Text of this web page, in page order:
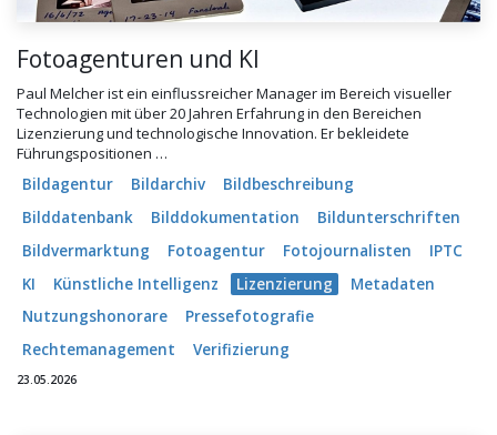
Fotoagenturen und KI
Paul Melcher ist ein einflussreicher Manager im Bereich visueller
Technologien mit über 20 Jahren Erfahrung in den Bereichen
Lizenzierung und technologische Innovation. Er bekleidete
Führungspositionen …
Bildagentur
Bildarchiv
Bildbeschreibung
Bilddatenbank
Bilddokumentation
Bildunterschriften
Bildvermarktung
Fotoagentur Fotojournalisten
IPTC
KI
Künstliche Intelligenz Lizenzierung
Metadaten
Nutzungshonorare
Pressefotografie
Rechtemanagement
Verifizierung
23.05.2026